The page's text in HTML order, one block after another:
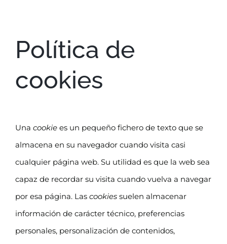
Política de
cookies
Una cookie es un pequeño fichero de texto que se
almacena en su navegador cuando visita casi
cualquier página web. Su utilidad es que la web sea
capaz de recordar su visita cuando vuelva a navegar
por esa página. Las cookies suelen almacenar
información de carácter técnico, preferencias
personales, personalización de contenidos,